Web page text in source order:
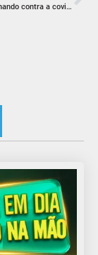
Içara segue vacinando contra a covid-19 na segunda-feira